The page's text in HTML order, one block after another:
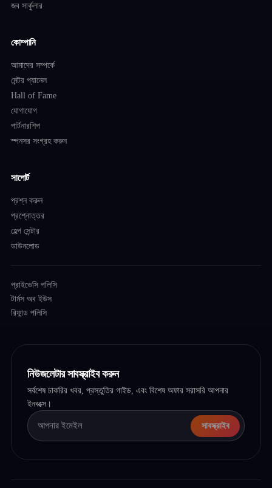
জব সার্কুলার
কোম্পানি
আমাদের সম্পর্কে
মেন্টর প্যানেল
Hall of Fame
যোগাযোগ
পার্টনারশিপ
স্পনসর সংগ্রহ করুন
সাপোর্ট
প্রশ্ন করুন
প্রশ্নোত্তর
হেল্প সেন্টার
ডাউনলোড
প্রাইভেসি পলিসি
টার্মস অব ইউস
রিফান্ড পলিসি
নিউজলেটার সাবস্ক্রাইব করুন
সর্বশেষ চাকরির খবর, প্রস্তুতির গাইড, এবং বিশেষ অফার সরাসরি আপনার
ইনবক্সে।
সাবস্ক্রাইব